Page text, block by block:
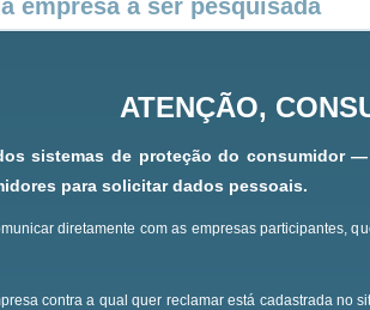
ATENÇÃO,
sistemas de proteção do consumidor
para solicitar dados pessoais.
diretamente com as empresas participantes,
contra a qual quer reclamar está cadastrada no